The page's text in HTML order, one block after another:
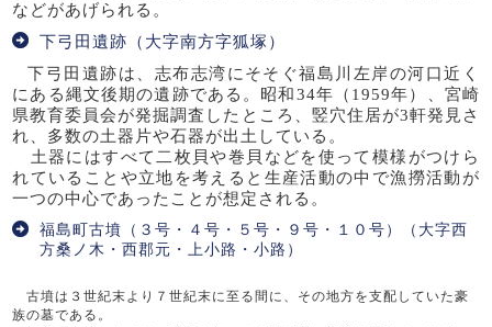
などがあげられる。
下弓田遺跡（大字南方字狐塚）
下弓田遺跡は、志布志湾にそそぐ福島川左岸の河口近く
にある縄文後期の遺跡である。昭和34年（ 1959年）、宮崎
県教育委員会が発掘調査したところ、竪穴住居が3軒発見さ
れ、多数の土器片や石器が出土している。
土器にはすべて二枚貝や巻貝などを使って模様がつけら
れていることや立地を考えると生産活動の中で漁撈活動が
一つの中心であったことが想定される。
福島町古墳（３号・４号・５号・９号・１０号）（大字西
方桑ノ木・西郡元・上小路・小路）
古墳は３世紀末より７世紀末に至る間に、その地方を支配していた豪
族の墓である。